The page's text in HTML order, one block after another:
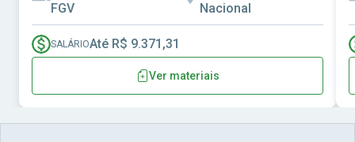
FGV Nacional
SALÁRIOAté R$ 9.371,31
Ver materiais